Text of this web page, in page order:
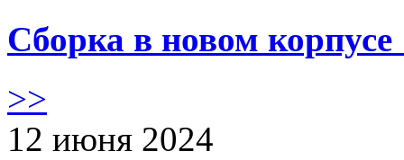
Сборка в новом
>>
12 июня 2024